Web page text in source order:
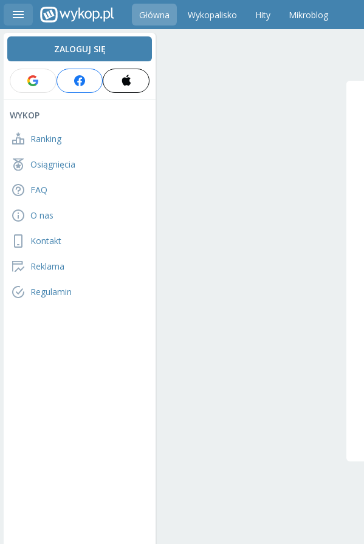
Główna Wykopalisko Hity Mikroblog
ZALOGUJ SIĘ
WYKOP
Ranking
Osiągnięcia
FAQ
O nas
Kontakt
Reklama
Regulamin